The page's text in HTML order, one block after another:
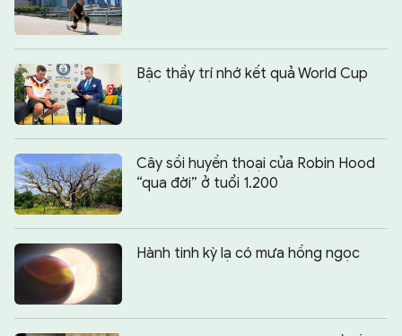
Bậc thầy trí nhớ kết quả World Cup
Cây sồi huyền thoại của Robin Hood
“qua đời” ở tuổi 1.200
Hành tinh kỳ lạ có mưa hồng ngọc